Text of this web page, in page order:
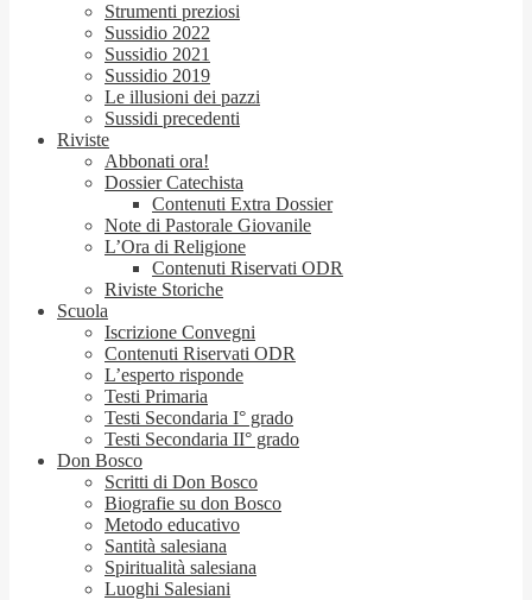
Strumenti preziosi
Sussidio 2022
Sussidio 2021
Sussidio 2019
Le illusioni dei pazzi
Sussidi precedenti
Riviste
Abbonati ora!
Dossier Catechista
Contenuti Extra Dossier
Note di Pastorale Giovanile
L’Ora di Religione
Contenuti Riservati ODR
Riviste Storiche
Scuola
Iscrizione Convegni
Contenuti Riservati ODR
L’esperto risponde
Testi Primaria
Testi Secondaria I° grado
Testi Secondaria II° grado
Don Bosco
Scritti di Don Bosco
Biografie su don Bosco
Metodo educativo
Santità salesiana
Spiritualità salesiana
Luoghi Salesiani